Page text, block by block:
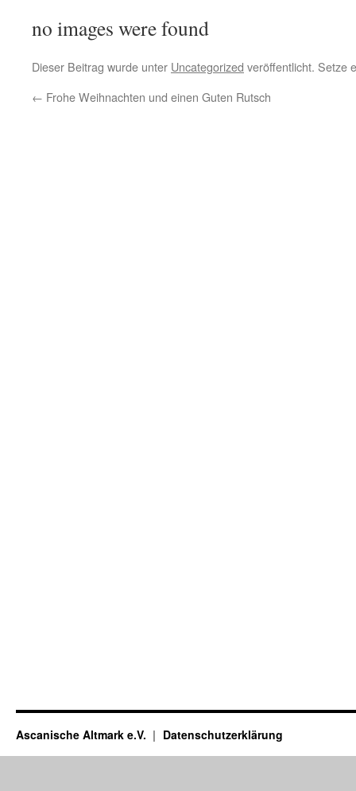
no images were found
Dieser Beitrag wurde unter Uncategorized veröffentlicht. Setze
← Frohe Weihnachten und einen Guten Rutsch
Ascanische Altmark e.V. Datenschutzerklärung